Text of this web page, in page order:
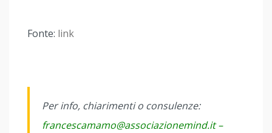
Fonte: link
Per info, chiarimenti o consulenze:
francescamamo@associazionemind.it –